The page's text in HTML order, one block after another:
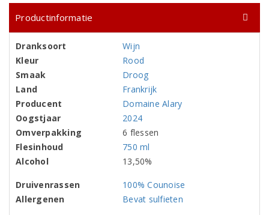
Productinformatie
Dranksoort
Wijn
Kleur
Rood
Smaak
Droog
Land
Frankrijk
Producent
Domaine Alary
Oogstjaar
2024
Omverpakking
6 flessen
Flesinhoud
750 ml
Alcohol
13,50%
Druivenrassen
100% Counoise
Allergenen
Bevat sulfieten